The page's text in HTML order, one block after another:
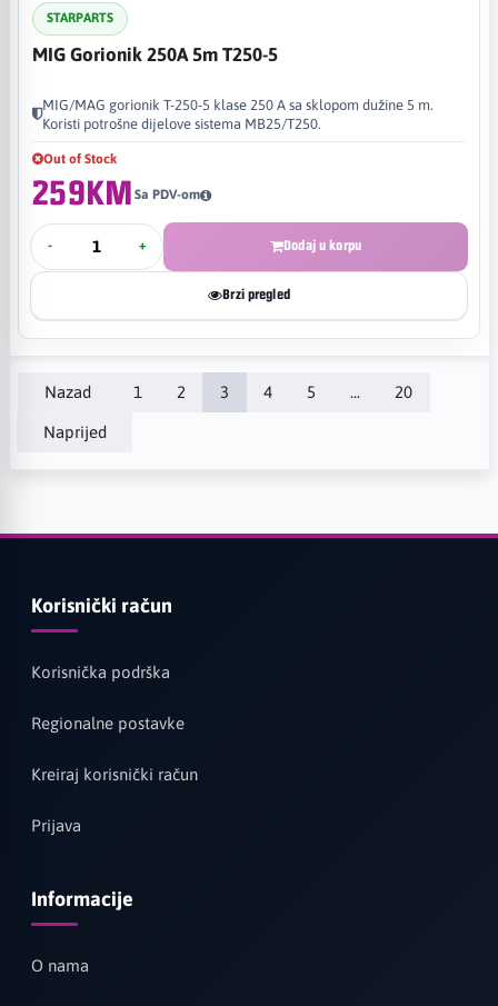
STARPARTS
MIG Gorionik 250A 5m T250-5
MIG/MAG gorionik T-250-5 klase 250 A sa sklopom dužine 5 m.
Koristi potrošne dijelove sistema MB25/T250.
Out of Stock
259KM Sa PDV-om
- + Dodaj u korpu
Brzi pregled
Nazad 1 2 3 4 5 ... 20
Naprijed
Korisnički račun
Korisnička podrška
Regionalne postavke
Kreiraj korisnički račun
Prijava
Informacije
O nama